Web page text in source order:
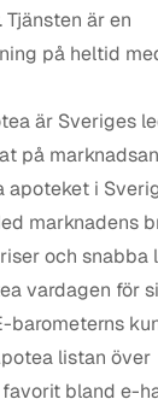
är en
på heltid
är Sveriges
på
i
marknadens
och snabba
vardagen för
barometerns
listan över
bland e-